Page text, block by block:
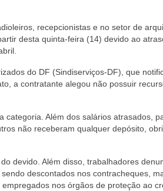
recepcionistas e no setor de
desta quinta-feira (14) devido ao
do DF (Sindiserviços-DF), que
a contratante alegou não possuir
categoria. Além dos salários atrasados,
não receberam qualquer depósito,
devido. Além disso, trabalhadores
descontados nos contracheques,
nos órgãos de proteção ao